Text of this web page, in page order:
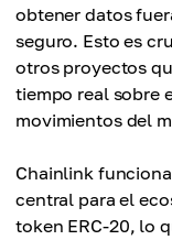
obtener datos
seguro. Esto es
otros proyectos
tiempo real sobre
movimientos del
Chainlink
central para el
token ERC-20, lo